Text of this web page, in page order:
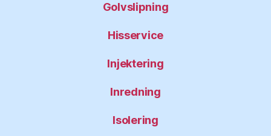
Golvslipning
Hisservice
Injektering
Inredning
Isolering